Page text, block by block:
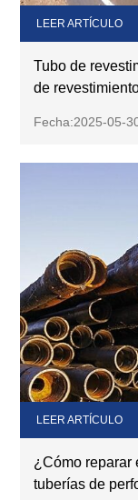
Tubo de
de
Fecha:2025-05-
LEER ARTÍCULO
¿Cómo reparar
tuberías de
LEER ARTÍCULO